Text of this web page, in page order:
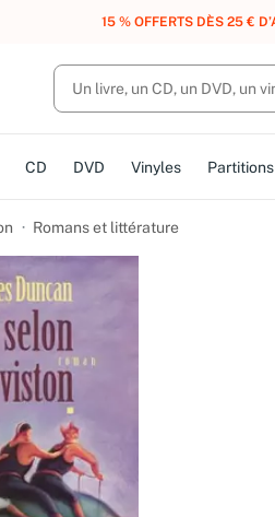
UN ACHAT, DES POINTS, DES
CD DVD Vinyles Partitions
Romans et littérature